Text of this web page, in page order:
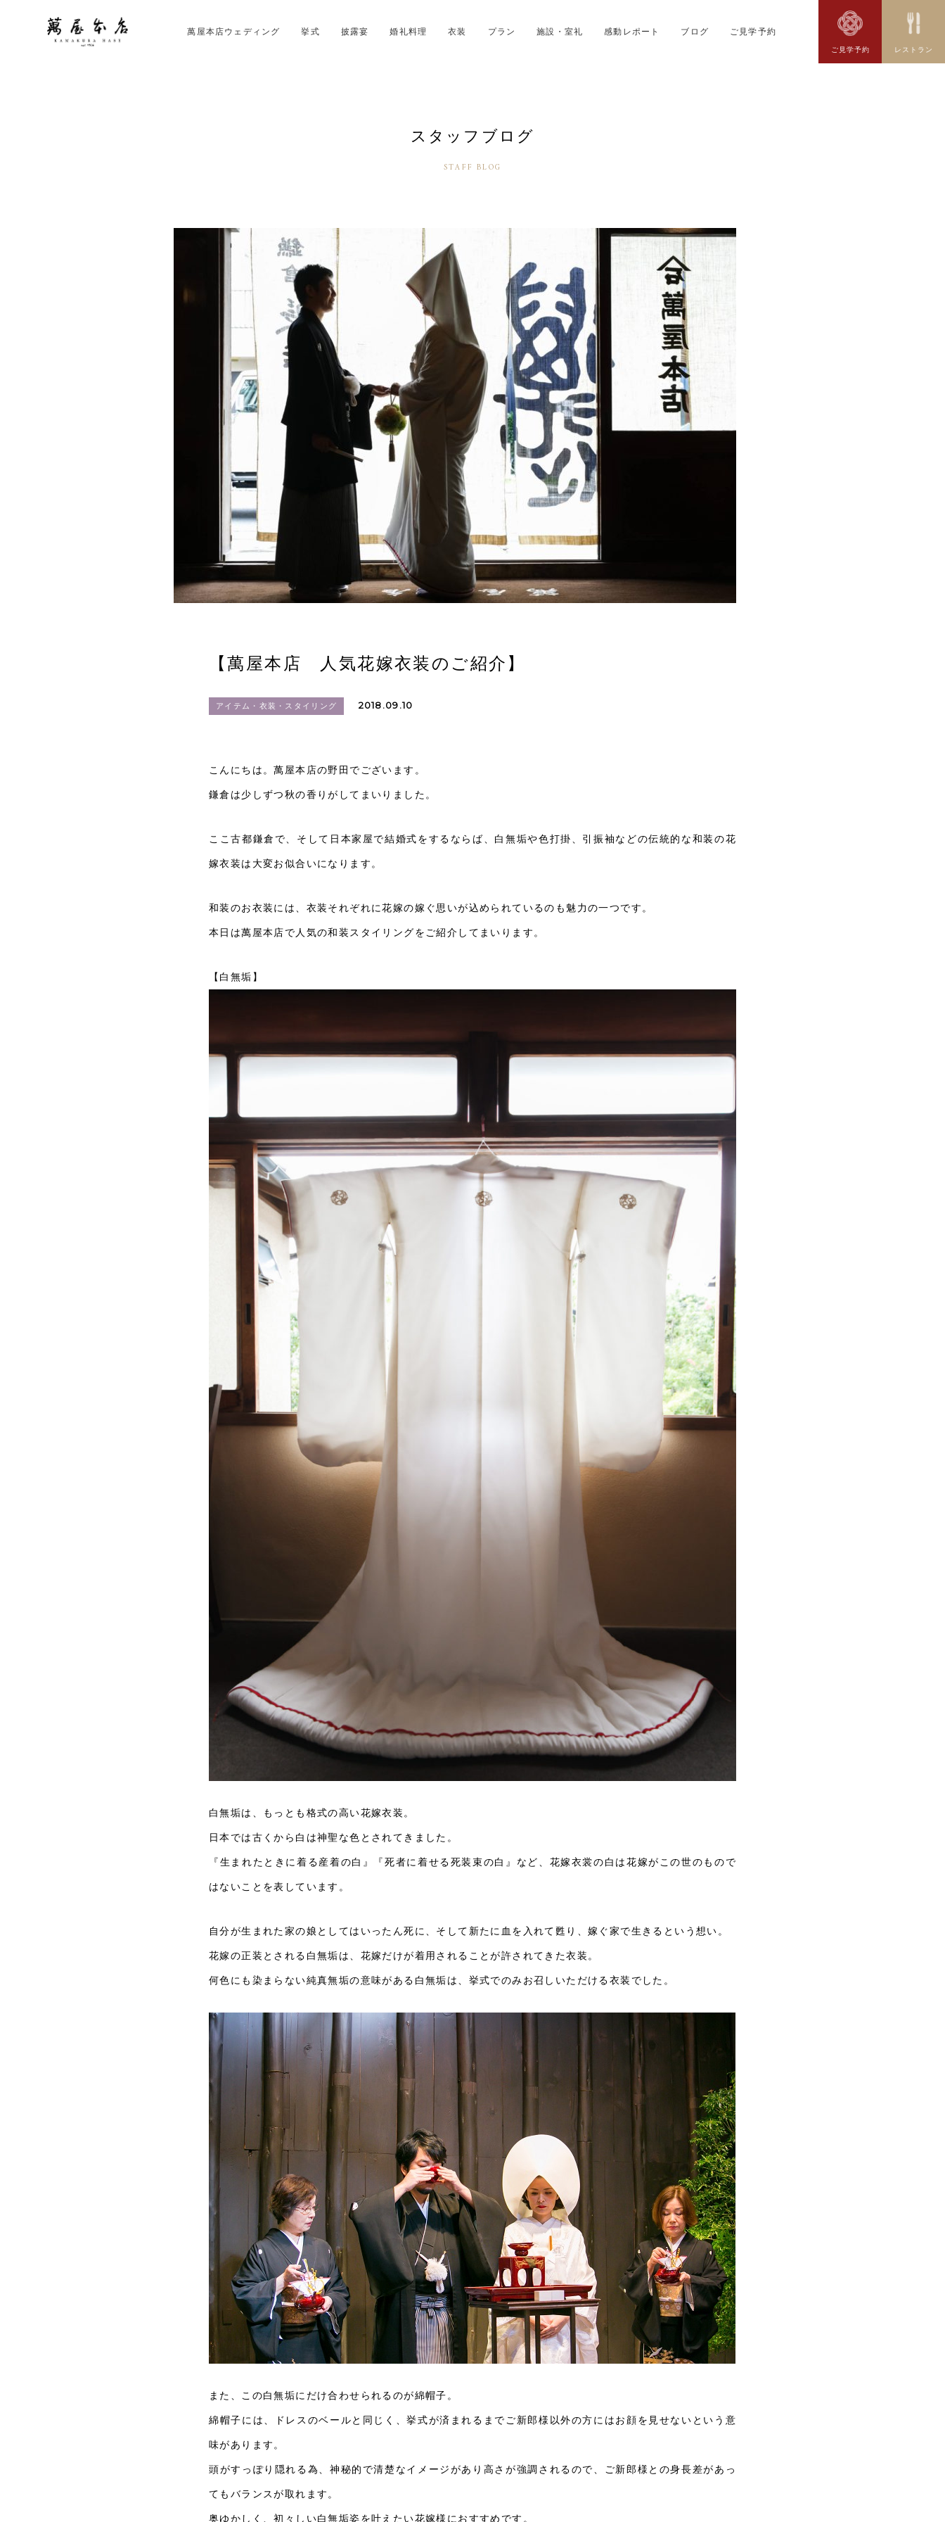
萬屋本店ウェディング 挙式 披露宴 婚礼料理 衣装 プラン 施設・室礼 感動レポート ブログ ご見学予約
ご見学予約 レストラン
スタッフブログ
STAFF BLOG
【萬屋本店 人気花嫁衣装のご紹介】
アイテム・衣装・スタイリング 2018.09.10
こんにちは。萬屋本店の野田でございます。
鎌倉は少しずつ秋の香りがしてまいりました。
ここ古都鎌倉で、そして日本家屋で結婚式をするならば、白無垢や色打掛、引振袖などの伝統的な和装の花
嫁衣装は大変お似合いになります。
和装のお衣装には、衣装それぞれに花嫁の嫁ぐ思いが込められているのも魅力の一つです。
本日は萬屋本店で人気の和装スタイリングをご紹介してまいります。
【白無垢】
白無垢は、もっとも格式の高い花嫁衣装。
日本では古くから白は神聖な色とされてきました。
『生まれたときに着る産着の白』『死者に着せる死装束の白』など、花嫁衣裳の白は花嫁がこの世のもので
はないことを表しています。
自分が生まれた家の娘としてはいったん死に、そして新たに血を入れて甦り、嫁ぐ家で生きるという想い。
花嫁の正装とされる白無垢は、花嫁だけが着用されることが許されてきた衣装。
何色にも染まらない純真無垢の意味がある白無垢は、挙式でのみお召しいただける衣装でした。
また、この白無垢にだけ合わせられるのが綿帽子。
綿帽子には、ドレスのベールと同じく、挙式が済まれるまでご新郎様以外の方にはお顔を見せないという意
味があります。
頭がすっぽり隠れる為、神秘的で清楚なイメージがあり高さが強調されるので、ご新郎様との身長差があっ
てもバランスが取れます。
奥ゆかしく、初々しい白無垢姿を叶えたい花嫁様におすすめです。